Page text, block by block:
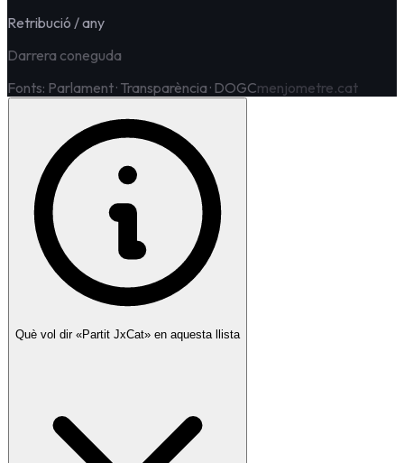
Retribució / any
Darrera coneguda
Fonts: Parlament · Transparència · DOGCmenjometre.cat
Què vol dir «Partit JxCat» en aquesta llista